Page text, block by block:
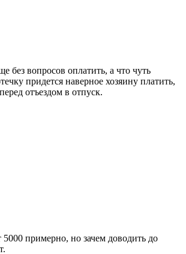
без вопросов оплатить, а что чуть
придется наверное хозяину платить,
отъездом в отпуск.
5000 примерно, но зачем доводить до